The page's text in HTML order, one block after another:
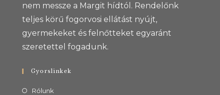
nem messze a Margit hídtól. Rendelőnk
teljes körű fogorvosi ellátást nyújt,
gyermekeket és felnőtteket egyaránt
szeretettel fogadunk.
Gyorslinkek
Rólunk